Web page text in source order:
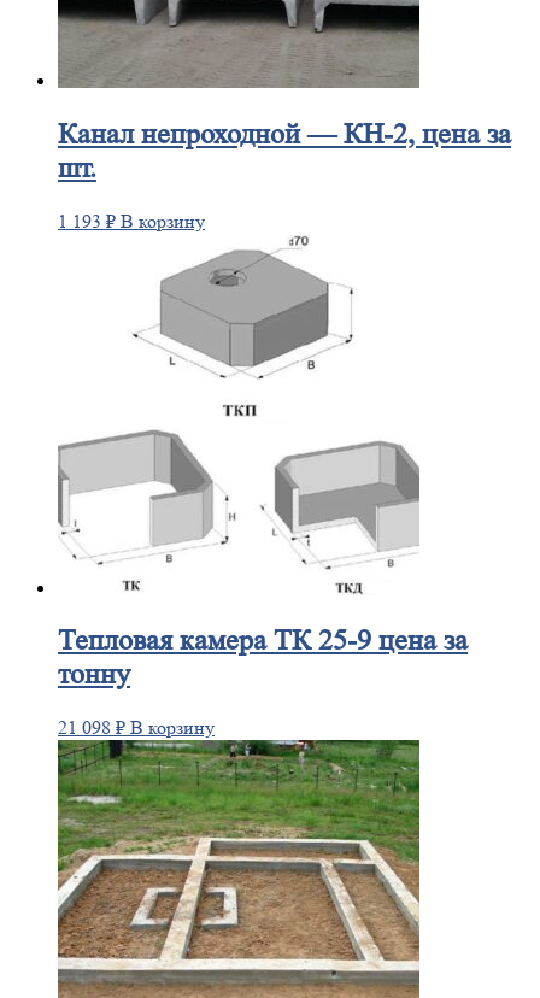
Каналнепроходной — КН-2, цена за
шт.
1 193 ₽ В корзину
Тепловаякамера ТК 25-9 цена за
тонну
21 098 ₽ В корзину